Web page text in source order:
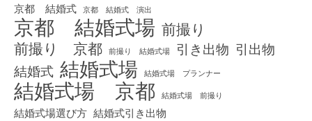
京都 結婚式 京都 結婚式 演出
京都 結婚式場 前撮り
前撮り 京都
前撮り 結婚式場 引き出物 引出物
結婚式 結婚式場 結婚式場 プランナー
結婚式場 京都 結婚式場 前撮り
結婚式場選び方 結婚式引き出物